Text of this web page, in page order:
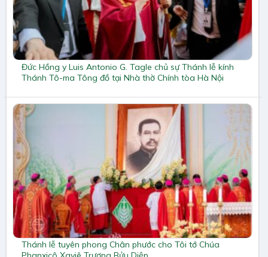
Đức Hồng y Luis Antonio G. Tagle chủ sự Thánh lễ kính
Thánh Tô-ma Tông đồ tại Nhà thờ Chính tòa Hà Nội
Thánh lễ tuyên phong Chân phước cho Tôi tớ Chúa